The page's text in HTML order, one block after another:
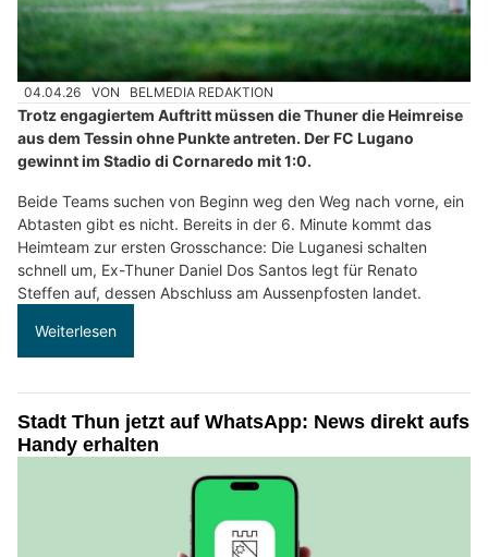
04.04.26 VON BELMEDIA REDAKTION
Trotz engagiertem Auftritt müssen die Thuner die Heimreise
aus dem Tessin ohne Punkte antreten. Der FC Lugano
gewinnt im Stadio di Cornaredo mit 1:0.
Beide Teams suchen von Beginn weg den Weg nach vorne, ein
Abtasten gibt es nicht. Bereits in der 6. Minute kommt das
Heimteam zur ersten Grosschance: Die Luganesi schalten
schnell um, Ex-Thuner Daniel Dos Santos legt für Renato
Steffen auf, dessen Abschluss am Aussenpfosten landet.
Weiterlesen
Stadt Thun jetzt auf WhatsApp: News direkt aufs
Handy erhalten